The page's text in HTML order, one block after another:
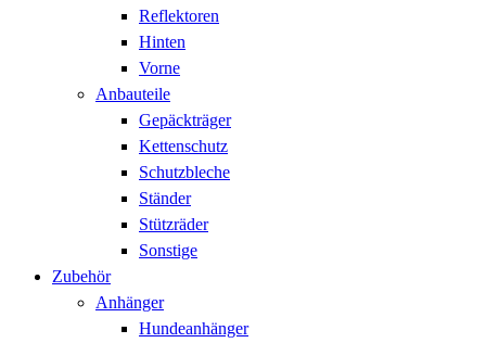
Reflektoren
Hinten
Vorne
Anbauteile
Gepäckträger
Kettenschutz
Schutzbleche
Ständer
Stützräder
Sonstige
Zubehör
Anhänger
Hundeanhänger